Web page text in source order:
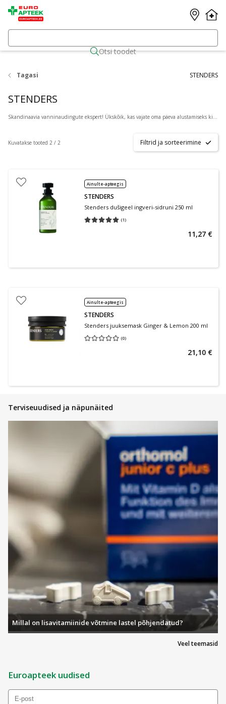
Otsi toodet
Tagasi STENDERS
STENDERS
Skandinaavia vanninaudingute ekspert! Ükskõik, kas vajate oma päeva alustamiseks kiiret värskendavat dušši või õhtuseks lõõgastumiseks vahuga vanni, aitab STENDERS teil leida oma igapäevarutiinis hetke rahu ja aega iseendale.
Kuvatakse tooted 2 / 2 Filtrid ja sorteerimine
Ainult e-apteegis
STENDERS
Stenders dušigeel ingveri-sidruni 250 ml
(1)
Keskmine hinnang 5.00
11,27 €
Ainult e-apteegis
STENDERS
Stenders juuksemask Ginger & Lemon 200 ml
(0)
Keskmine hinnang 0.00
21,10 €
Terviseuudised ja näpunäited
Veel teemasid
Millal on lisavitamiinide võtmine lastel põhjendatud?
Euroapteek uudised